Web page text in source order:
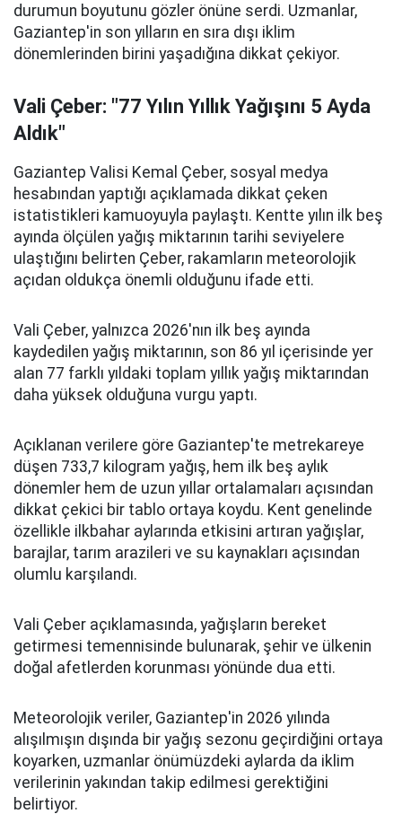
durumun boyutunu gözler önüne serdi. Uzmanlar,
Gaziantep'in son yılların en sıra dışı iklim
dönemlerinden birini yaşadığına dikkat çekiyor.
Vali Çeber: "77 Yılın Yıllık Yağışını 5 Ayda
Aldık"
Gaziantep Valisi Kemal Çeber, sosyal medya
hesabından yaptığı açıklamada dikkat çeken
istatistikleri kamuoyuyla paylaştı. Kentte yılın ilk beş
ayında ölçülen yağış miktarının tarihi seviyelere
ulaştığını belirten Çeber, rakamların meteorolojik
açıdan oldukça önemli olduğunu ifade etti.
Vali Çeber, yalnızca 2026'nın ilk beş ayında
kaydedilen yağış miktarının, son 86 yıl içerisinde yer
alan 77 farklı yıldaki toplam yıllık yağış miktarından
daha yüksek olduğuna vurgu yaptı.
Açıklanan verilere göre Gaziantep'te metrekareye
düşen 733,7 kilogram yağış, hem ilk beş aylık
dönemler hem de uzun yıllar ortalamaları açısından
dikkat çekici bir tablo ortaya koydu. Kent genelinde
özellikle ilkbahar aylarında etkisini artıran yağışlar,
barajlar, tarım arazileri ve su kaynakları açısından
olumlu karşılandı.
Vali Çeber açıklamasında, yağışların bereket
getirmesi temennisinde bulunarak, şehir ve ülkenin
doğal afetlerden korunması yönünde dua etti.
Meteorolojik veriler, Gaziantep'in 2026 yılında
alışılmışın dışında bir yağış sezonu geçirdiğini ortaya
koyarken, uzmanlar önümüzdeki aylarda da iklim
verilerinin yakından takip edilmesi gerektiğini
belirtiyor.